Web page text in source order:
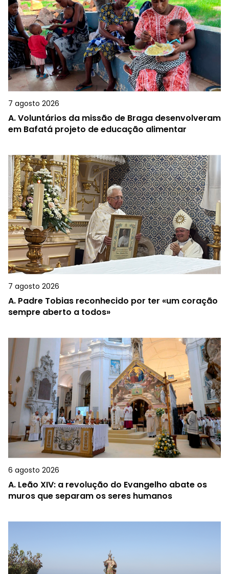
7 agosto 2026
A.Voluntários da missão de Braga desenvolveram
em Bafatá projeto de educação alimentar
7 agosto 2026
A. Padre Tobias reconhecido por ter «um coração
sempre aberto a todos»
6 agosto 2026
A. Leão XIV: a revolução do Evangelho abate os
muros que separam os seres humanos